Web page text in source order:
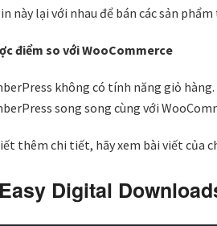
này lại với nhau để bán các sản
điểm so với WooCommerce
không có tính năng giỏ
song song cùng với
thêm chi tiết, hãy xem bài viết của
Digital